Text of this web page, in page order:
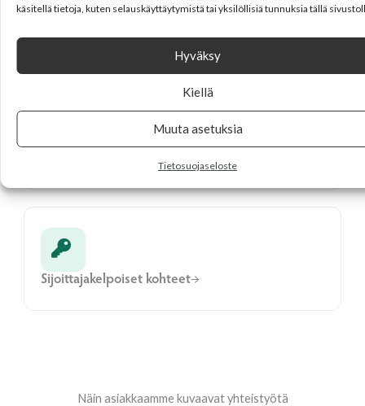
käsitellä tietoja, kuten selauskäyttäytymistä tai yksilöllisiä tunnuksia tällä
Hyväksy
Kiellä
Muuta asetuksia
Tietosuojaseloste
Hankekehitys →
Hoivarakentaminen →
Sijoittajakelpoiset kohteet→
Näin asiakkaamme kuvaavat yhteistyötä